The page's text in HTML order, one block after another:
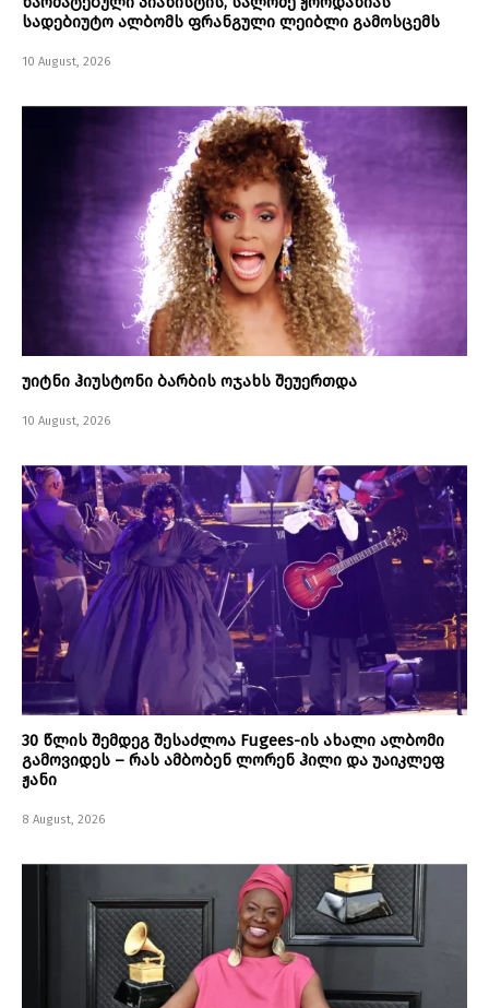
სადებიუტო ალბომს ფრანგული ლეიბლი გამოსცემს
10 August, 2026
უიტნი ჰიუსტონი ბარბის ოჯახს შეუერთდა
10 August, 2026
30 წლის შემდეგ შესაძლოა Fugees-ის ახალი ალბომი
გამოვიდეს – რას ამბობენ ლორენ ჰილი და უაიკლეფ
ჟანი
8 August, 2026